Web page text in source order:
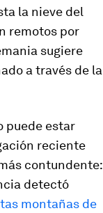
la nieve del
remotos por
sugiere
a través de la
puede estar
reciente
contundente:
detectó
montañas de